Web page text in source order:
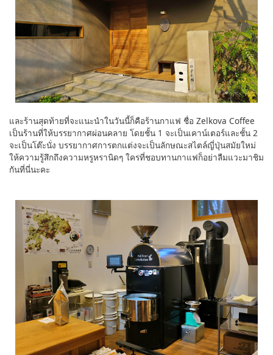
และร้านสุดท้ายที่จะแนะนำในวันนี้ก็คือร้านกาแฟ ชื่อ Zelkova Coffee
เป็นร้านที่ให้บรรยากาศผ่อนคลาย โดยชั้น 1 จะเป็นเคาน์เตอร์และชั้น 2
จะเป็นโต๊ะนั่ง บรรยากาศการตกแต่งจะเป็นลักษณะสไตล์ญี่ปุ่นสมัยใหม่
ให้ความรู้สึกถึงความหรูหรานิดๆ ใครที่ชอบทานกาแฟก็อย่าลืมแวะมาชิม
กันที่นี่นะคะ